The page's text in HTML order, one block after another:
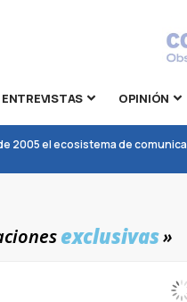
ENTREVISTAS OPINIÓN
2005 el ecosistema de
exclusivas»